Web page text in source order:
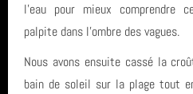
l’eau pour mieux comprendre
palpite dans l’ombre des vagues.
Nous avons ensuite cassé la
bain de soleil sur la plage tout